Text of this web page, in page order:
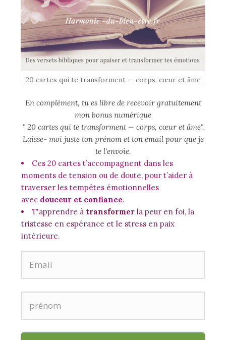
20 cartes qui te transforment — corps, cœur et âme
En complément, tu es libre de recevoir gratuitement
mon bonus numérique
" 20 cartes qui te transforment — corps, cœur et âme".
Laisse- moi juste ton prénom et ton email pour que je
te l'envoie.
Ces 20 cartes t’accompagnent dans les
moments de tension ou de doute, pour t’aider à
traverser les tempêtes émotionnelles
avec douceur et confiance.
T'apprendre à transformer la peur en foi, la
tristesse en espérance et le stress en paix
intérieure.